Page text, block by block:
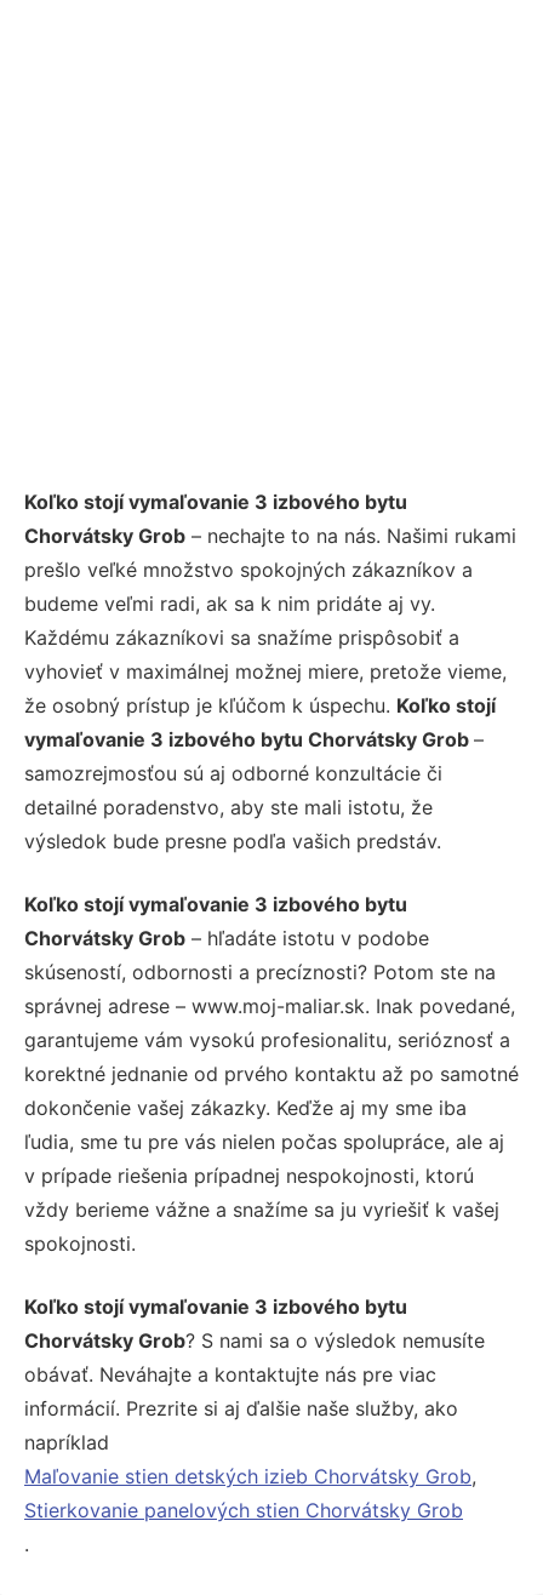
Koľko stojí vymaľovanie 3 izbového bytu
Chorvátsky Grob – nechajte to na nás. Našimi rukami
prešlo veľké množstvo spokojných zákazníkov a
budeme veľmi radi, ak sa k nim pridáte aj vy.
Každému zákazníkovi sa snažíme prispôsobiť a
vyhovieť v maximálnej možnej miere, pretože vieme,
že osobný prístup je kľúčom k úspechu. Koľko stojí
vymaľovanie 3 izbového bytu Chorvátsky Grob –
samozrejmosťou sú aj odborné konzultácie či
detailné poradenstvo, aby ste mali istotu, že
výsledok bude presne podľa vašich predstáv.
Koľko stojí vymaľovanie 3 izbového bytu
Chorvátsky Grob – hľadáte istotu v podobe
skúseností, odbornosti a precíznosti? Potom ste na
správnej adrese – www.moj-maliar.sk. Inak povedané,
garantujeme vám vysokú profesionalitu, serióznosť a
korektné jednanie od prvého kontaktu až po samotné
dokončenie vašej zákazky. Keďže aj my sme iba
ľudia, sme tu pre vás nielen počas spolupráce, ale aj
v prípade riešenia prípadnej nespokojnosti, ktorú
vždy berieme vážne a snažíme sa ju vyriešiť k vašej
spokojnosti.
Koľko stojí vymaľovanie 3 izbového bytu
Chorvátsky Grob? S nami sa o výsledok nemusíte
obávať. Neváhajte a kontaktujte nás pre viac
informácií. Prezrite si aj ďalšie naše služby, ako
napríklad
Maľovanie stien detských izieb Chorvátsky Grob,
Stierkovanie panelových stien Chorvátsky Grob
.